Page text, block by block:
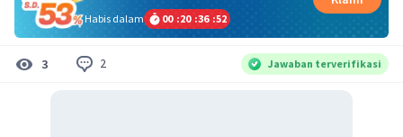
Habis dalam
00 :20 :36 :51
3 2 Jawaban terverifikasi